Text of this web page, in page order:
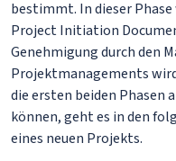
bestimmt. In dieser
Project Initiation
Genehmigung durch den
Projektmanagements
die ersten beiden Phasen
können, geht es in den
eines neuen Projekts.